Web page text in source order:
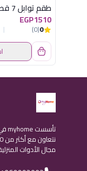
EGP1510
0
(0)
مجال الأدوات